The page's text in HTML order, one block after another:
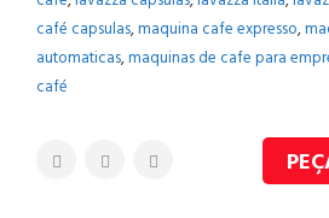
café capsulas,maquina cafe expresso,
automaticas,maquinas de cafe para
café